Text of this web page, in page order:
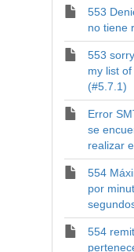
553
no tiene
553
my list
(#5.7.1)
Error
se
realizar
554
por
554